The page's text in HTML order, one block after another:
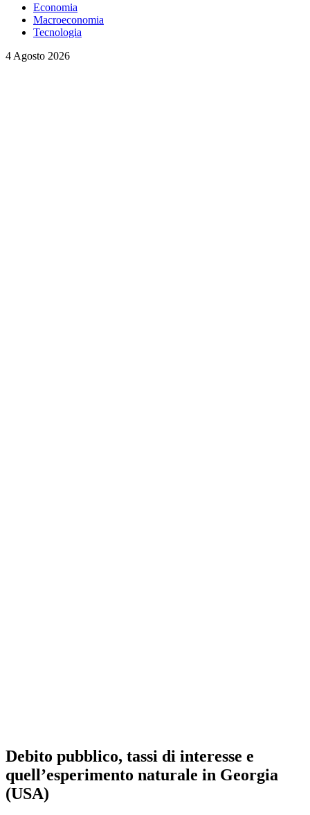
Economia
Macroeconomia
Tecnologia
4 Agosto 2026
Debito pubblico, tassi di interesse e
quell’esperimento naturale in Georgia
(USA)